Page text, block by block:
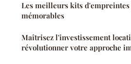
Les meilleurs kits
mémorables
Maîtrisez l'investissement
révolutionner votre approche